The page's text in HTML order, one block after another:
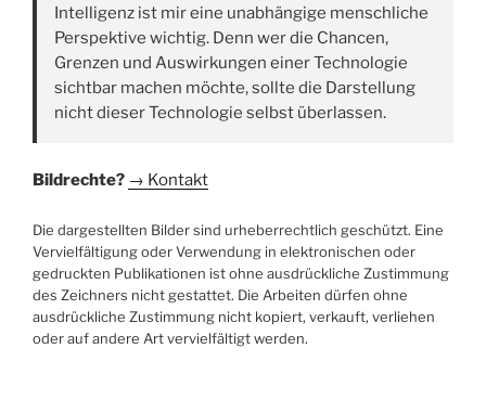
Intelligenz ist mir eine unabhängige menschliche
Perspektive wichtig. Denn wer die Chancen,
Grenzen und Auswirkungen einer Technologie
sichtbar machen möchte, sollte die Darstellung
nicht dieser Technologie selbst überlassen.
Bildrechte? → Kontakt
Die dargestellten Bilder sind urheberrechtlich geschützt. Eine
Vervielfältigung oder Verwendung in elektronischen oder
gedruckten Publikationen ist ohne ausdrückliche Zustimmung
des Zeichners nicht gestattet. Die Arbeiten dürfen ohne
ausdrückliche Zustimmung nicht kopiert, verkauft, verliehen
oder auf andere Art vervielfältigt werden.